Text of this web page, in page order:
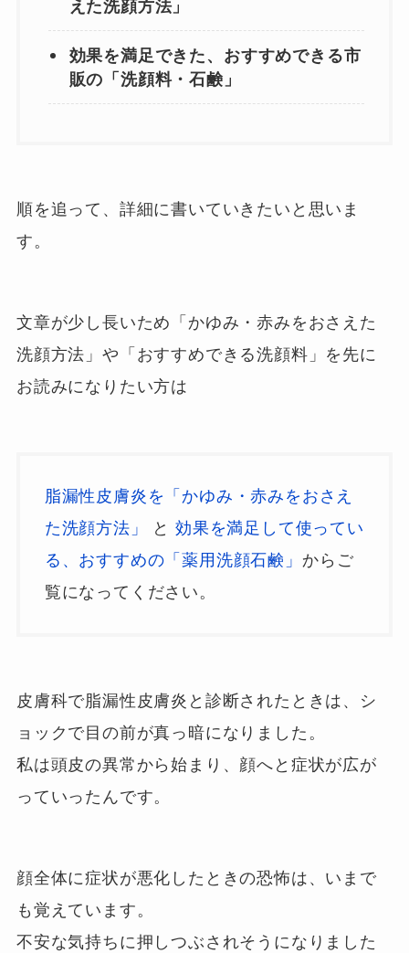
えた洗顔方法」
効果を満足できた、おすすめできる市
販の「洗顔料・石鹸」
順を追って、詳細に書いていきたいと思いま
す。
文章が少し長いため「かゆみ・赤みをおさえた
洗顔方法」や「おすすめできる洗顔料」を先に
お読みになりたい方は
脂漏性皮膚炎を「かゆみ・赤みをおさえ
た洗顔方法」
と効果を満足して使ってい
る、おすすめの「薬用洗顔石鹸」 からご
覧になってください。
皮膚科で脂漏性皮膚炎と診断されたときは、シ
ョックで目の前が真っ暗になりました。
私は頭皮の異常から始まり、顔へと症状が広が
っていったんです。
顔全体に症状が悪化したときの恐怖は、いまで
も覚えています。
不安な気持ちに押しつぶされそうになりました